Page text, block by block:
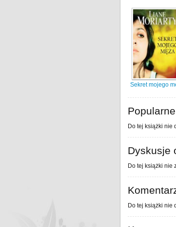
Sekret mojego
Do tej książki nie
Dyskusje
Do tej książki nie
Do tej książki nie